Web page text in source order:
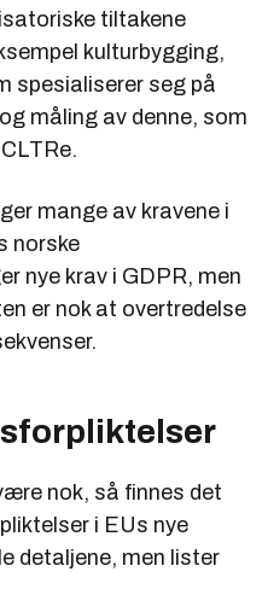
tiltakene
kulturbygging,
spesialiserer seg på
måling av denne, som
mange av kravene i
norske
nye krav i GDPR, men
er nok at overtredelse
nok, så finnes det
i EUs nye
detaljene, men lister